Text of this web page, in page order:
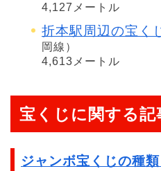
4,127メートル
折本駅周辺の宝く
岡線）
4,613メートル
宝くじに関する記
ジャンボ宝くじの種